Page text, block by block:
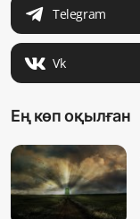
Telegram
Vk
Ең көп оқылған